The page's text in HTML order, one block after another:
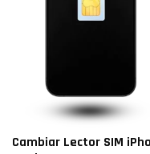
Cambiar Lector SIM